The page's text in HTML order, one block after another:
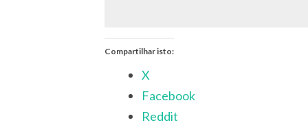
Compartilhar isto:
X
Facebook
Reddit